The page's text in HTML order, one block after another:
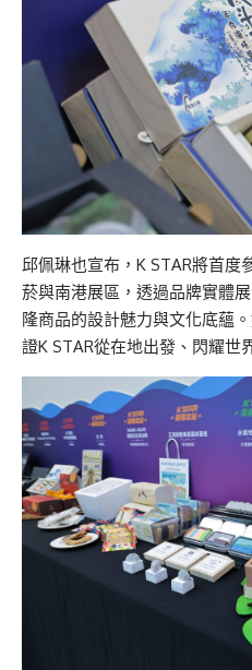
邱佩琳也宣布，K STAR將首度
菸與南港展區，透過品牌實體
隆商品的設計魅力與文化底蘊
證K STAR從在地出發、閃耀世